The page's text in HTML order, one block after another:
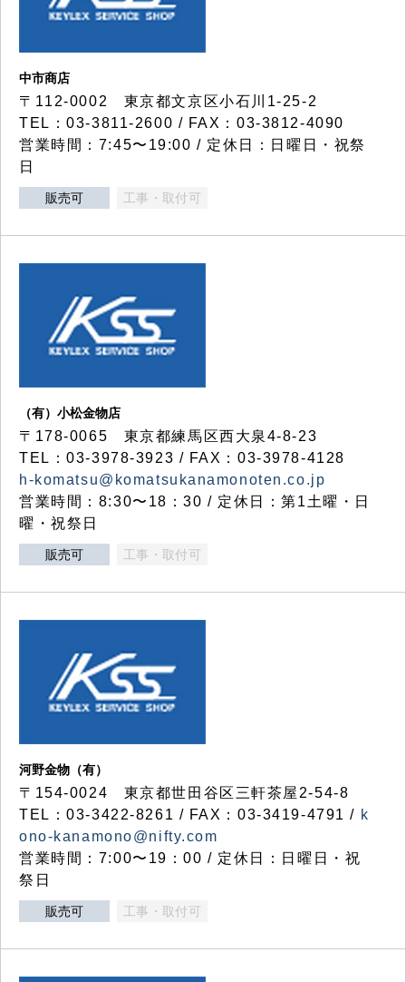
中市商店
〒112-0002 東京都文京区小石川1-25-2
TEL：03-3811-2600 / FAX：03-3812-4090
営業時間：7:45〜19:00 / 定休日：日曜日・祝祭
日
販売可 工事・取付可
（有）小松金物店
〒178-0065 東京都練馬区西大泉4-8-23
TEL：03-3978-3923 / FAX：03-3978-4128
h-komatsu@komatsukanamonoten.co.jp
営業時間：8:30〜18：30 / 定休日：第1土曜・日
曜・祝祭日
販売可 工事・取付可
河野金物（有）
〒154-0024 東京都世田谷区三軒茶屋2-54-8
TEL：03-3422-8261 / FAX：03-3419-4791 / k
ono-kanamono@nifty.com
営業時間：7:00〜19：00 / 定休日：日曜日・祝
祭日
販売可 工事・取付可